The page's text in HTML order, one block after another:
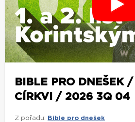
BIBLE PRO DNEŠEK
CÍRKVI / 2026 3Q 04
Z pořadu: Bible pro dnešek